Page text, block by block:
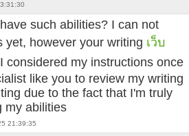
such abilities? I can not
yet, however your writing เว็บ
considered my instructions once
like you to review my writing
due to the fact that I'm truly
my abilities
21:39:35